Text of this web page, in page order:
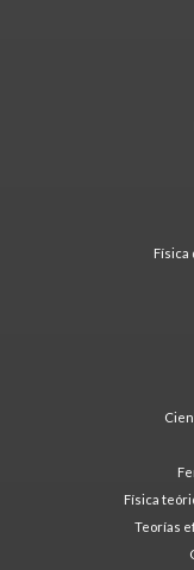
Física
Física
Teorías